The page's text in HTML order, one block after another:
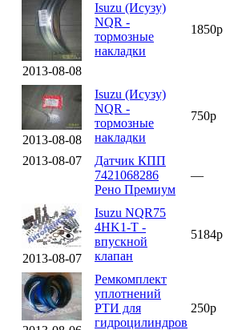
2013-08-08
Isuzu (Исузу)
NQR -
тормозные
накладки
1850р
2013-08-08
Isuzu (Исузу)
NQR -
тормозные
накладки
750р
2013-08-07
Датчик КПП
7421068286
Рено Премиум
—
2013-08-07
Isuzu NQR75
4HK1-Т -
впускной
клапан
5184р
Ремкомплект
уплотнений
РТИ для
гидроцилиндров
250р